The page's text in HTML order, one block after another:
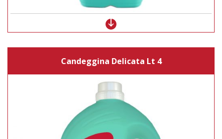
Candeggina Delicata Lt 4